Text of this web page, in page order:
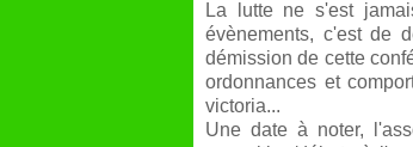
La lutte ne s'est
évènements, c'est de
démission de cette
ordonnances et
victoria...
Une date à noter,